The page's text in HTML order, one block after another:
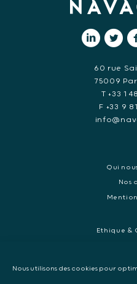
Nous utilisons des cookies pour
60 rue
75009
T +33 1
F +33 9
Qui
Nos
Ethique &